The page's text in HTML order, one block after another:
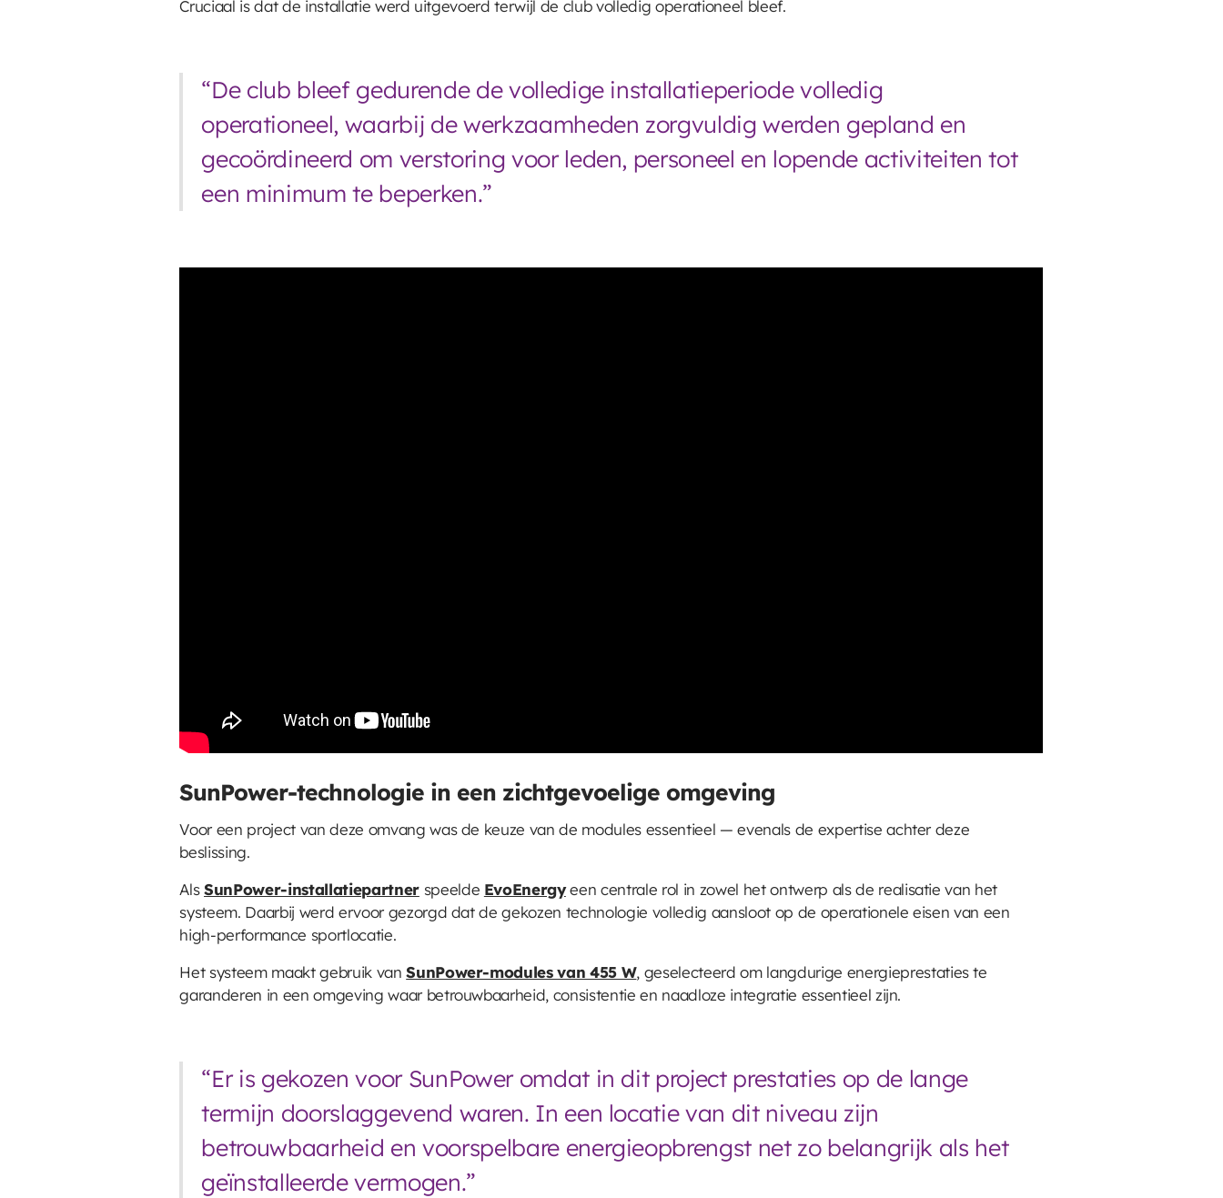
Cruciaal is dat de installatie werd uitgevoerd terwijl de club volledig operationeel bleef.
“De club bleef gedurende de volledige installatieperiode volledig
operationeel, waarbij de werkzaamheden zorgvuldig werden gepland en
gecoördineerd om verstoring voor leden, personeel en lopende activiteiten tot
een minimum te beperken.”
SunPower-technologie in een zichtgevoelige omgeving
Voor een project van deze omvang was de keuze van de modules essentieel — evenals de expertise achter deze
beslissing.
AlsSunPower-installatiepartnerspeelde EvoEnergyeen centrale rol in zowel het ontwerp als de realisatie van het
systeem. Daarbij werd ervoor gezorgd dat de gekozen technologie volledig aansloot op de operationele eisen van een
high-performance sportlocatie.
Het systeem maakt gebruik vanSunPower-modules van 455 W, geselecteerd om langdurige energieprestaties te
garanderen in een omgeving waar betrouwbaarheid, consistentie en naadloze integratie essentieel zijn.
“Er is gekozen voor SunPower omdat in dit project prestaties op de lange
termijn doorslaggevend waren. In een locatie van dit niveau zijn
betrouwbaarheid en voorspelbare energieopbrengst net zo belangrijk als het
geïnstalleerde vermogen.”